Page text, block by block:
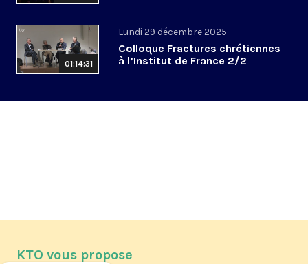
01:14:31
Lundi 29 décembre 2025
Colloque Fractures chrétiennes
à l’Institut de France 2/2
KTO vous propose